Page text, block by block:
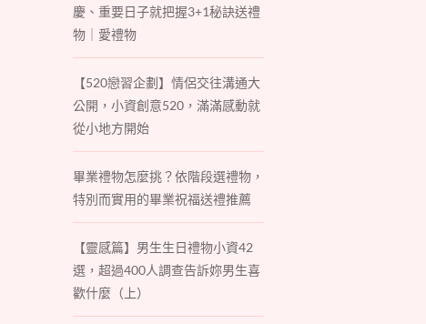
慶、重要日子就把握3+1秘訣送禮
物｜愛禮物
【520戀習企劃】情侶交往溝通大
公開，小資創意520，滿滿感動就
從小地方開始
畢業禮物怎麼挑？依階段選禮物，
特別而實用的畢業祝福送禮推薦
【靈感篇】男生生日禮物小資42
選，超過400人調查告訴妳男生喜
歡什麼（上）